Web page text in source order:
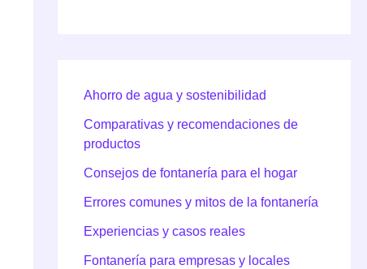
Ahorro de agua y sostenibilidad
Comparativas y recomendaciones de
productos
Consejos de fontanería para el hogar
Errores comunes y mitos de la fontanería
Experiencias y casos reales
Fontanería para empresas y locales